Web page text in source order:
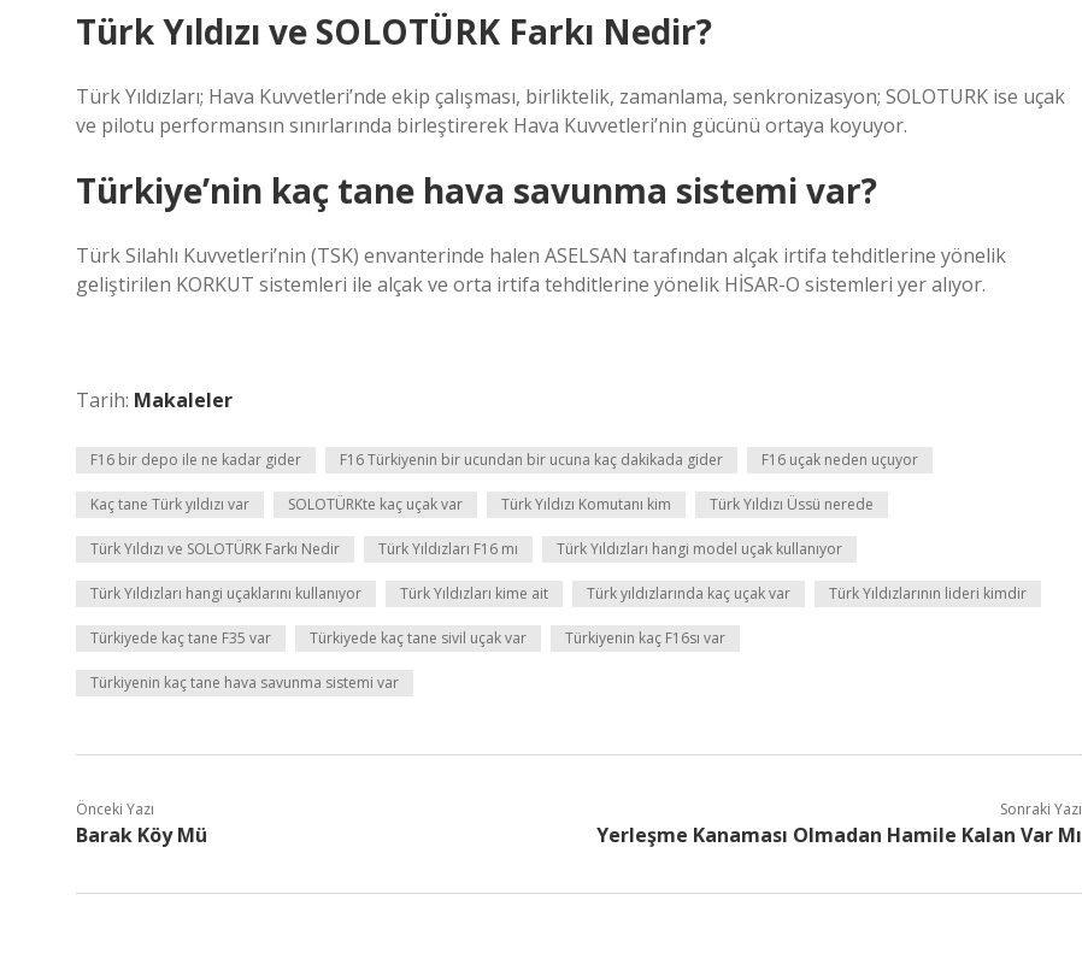
Türk Yıldızı ve SOLOTÜRK Farkı Nedir?
Türk Yıldızları; Hava Kuvvetleri’nde ekip çalışması, birliktelik, zamanlama, senkronizasyon; SOLOTURK ise uçak
ve pilotu performansın sınırlarında birleştirerek Hava Kuvvetleri’nin gücünü ortaya koyuyor.
Türkiye’nin kaç tane hava savunma sistemi var?
Türk Silahlı Kuvvetleri’nin (TSK) envanterinde halen ASELSAN tarafından alçak irtifa tehditlerine yönelik
geliştirilen KORKUT sistemleri ile alçak ve orta irtifa tehditlerine yönelik HİSAR-O sistemleri yer alıyor.
Tarih: Makaleler
F16 bir depo ile ne kadar gider F16 Türkiyenin bir ucundan bir ucuna kaç dakikada gider F16 uçak neden uçuyor
Kaç tane Türk yıldızı var SOLOTÜRKte kaç uçak var Türk Yıldızı Komutanı kim Türk Yıldızı Üssü nerede
Türk Yıldızı ve SOLOTÜRK Farkı Nedir Türk Yıldızları F16 mı Türk Yıldızları hangi model uçak kullanıyor
Türk Yıldızları hangi uçaklarını kullanıyor Türk Yıldızları kime ait Türk yıldızlarında kaç uçak var Türk Yıldızlarının lideri kimdir
Türkiyede kaç tane F35 var Türkiyede kaç tane sivil uçak var Türkiyenin kaç F16sı var
Türkiyenin kaç tane hava savunma sistemi var
Önceki Yazı
Barak Köy Mü
Sonraki Yazı
Yerleşme Kanaması Olmadan Hamile Kalan Var Mı